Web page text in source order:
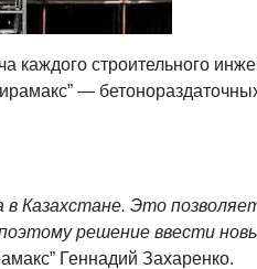
каждого строительного
—
в Казахстане. Это
решение ввести
Геннадий Захаренко.